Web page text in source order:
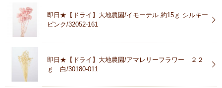
即日★【ドライ】大地農園/イモーテル 約15ｇ シルキー
ピンク/32052-161
即日★【ドライ】大地農園/アマレリーフラワー ２２
ｇ 白/30180-011